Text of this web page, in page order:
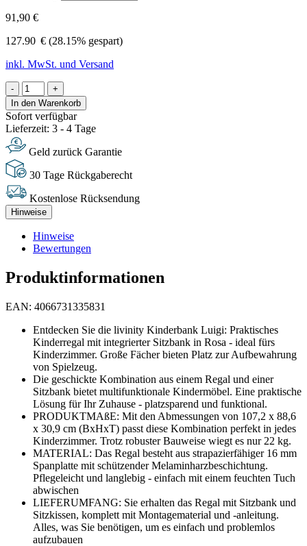
91,90 €
127.90 € (28.15% gespart)
inkl. MwSt. und Versand
-
+
In den Warenkorb
Sofort verfügbar
Lieferzeit: 3 - 4 Tage
Geld zurück Garantie
30 Tage Rückgaberecht
Kostenlose Rücksendung
Hinweise
Hinweise
Bewertungen
Produktinformationen
EAN: 4066731335831
Entdecken Sie die livinity Kinderbank Luigi: Praktisches
Kinderregal mit integrierter Sitzbank in Rosa - ideal fürs
Kinderzimmer. Große Fächer bieten Platz zur Aufbewahrung
von Spielzeug.
Die geschickte Kombination aus einem Regal und einer
Sitzbank bietet multifunktionale Kindermöbel. Eine praktische
Lösung für Ihr Zuhause - platzsparend und funktional.
PRODUKTMAßE: Mit den Abmessungen von 107,2 x 88,6
x 30,9 cm (BxHxT) passt diese Kombination perfekt in jedes
Kinderzimmer. Trotz robuster Bauweise wiegt es nur 22 kg.
MATERIAL: Das Regal besteht aus strapazierfähiger 16 mm
Spanplatte mit schützender Melaminharzbeschichtung.
Pflegeleicht und langlebig - einfach mit einem feuchten Tuch
abwischen
LIEFERUMFANG: Sie erhalten das Regal mit Sitzbank und
Sitzkissen, komplett mit Montagematerial und -anleitung.
Alles, was Sie benötigen, um es einfach und problemlos
aufzubauen